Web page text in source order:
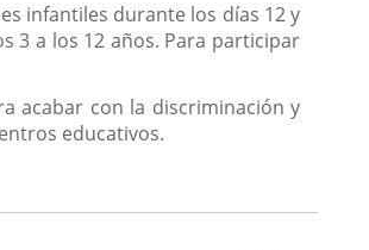
infantiles durante los días 12 y
3 a los 12 años. Para participar
acabar con la discriminación y
educativos.